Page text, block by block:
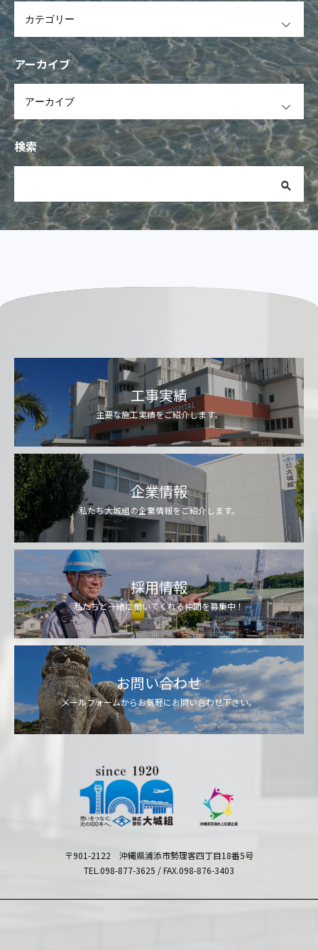
アーカイブ
検索
工事実績
主要な施工実績をご紹介します。
企業情報
私たち大城組の企業情報をご紹介します。
採用情報
私たちと一緒に働いてくれる仲間を募集中！
お問い合わせ
メールフォームからお気軽にお問い合わせ下さい。
〒901-2122 沖縄県浦添市勢理客四丁目18番5号
TEL.098-877-3625 / FAX.098-876-3403